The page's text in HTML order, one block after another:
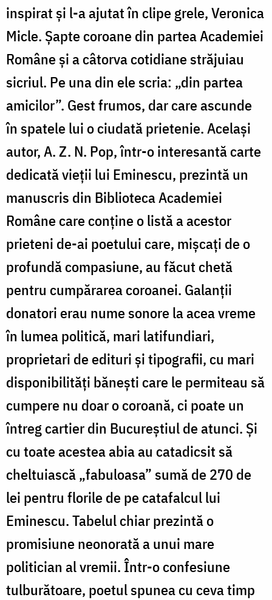
inspirat şi l-a ajutat în clipe grele, Veronica
Micle. Șapte coroane din partea Academiei
Române și a câtorva cotidiane străjuiau
sicriul. Pe una din ele scria: „din partea
amicilor”. Gest frumos, dar care ascunde
în spatele lui o ciudată prietenie. Același
autor, A. Z. N. Pop, într-o interesantă carte
dedicată vieții lui Eminescu, prezintă un
manuscris din Biblioteca Academiei
Române care conține o listă a acestor
prieteni de-ai poetului care, mișcați de o
profundă compasiune, au făcut chetă
pentru cumpărarea coroanei. Galanții
donatori erau nume sonore la acea vreme
în lumea politică, mari latifundiari,
proprietari de edituri și tipografii, cu mari
disponibilități bănești care le permiteau să
cumpere nu doar o coroană, ci poate un
întreg cartier din Bucureștiul de atunci. Și
cu toate acestea abia au catadicsit să
cheltuiască „fabuloasa” sumă de 270 de
lei pentru florile de pe catafalcul lui
Eminescu. Tabelul chiar prezintă o
promisiune neonorată a unui mare
politician al vremii. Într-o confesiune
tulburătoare, poetul spunea cu ceva timp